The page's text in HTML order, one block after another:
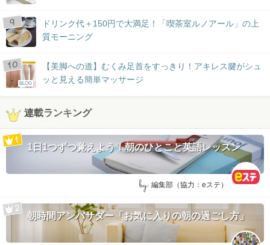
ドリンク代＋150円で大満足！「喫茶室ルノアール」の上
質モーニング
BLOG
【美脚への道】むくみ足首をすっきり！アキレス腱がシュ
ッと見える簡単マッサージ
連載ランキング
1日1つずつ覚えよう！朝のひとこと英語レッスン
by: 編集部（協力：eステ）
朝時間アンバサダー「お気に入りの朝の過ごし方」